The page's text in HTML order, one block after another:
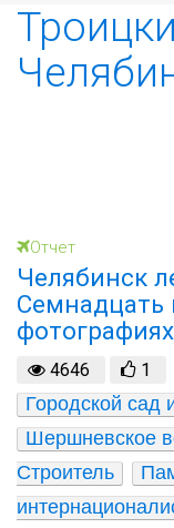
Отчет
Челябинск
Семнадцать
фотографиях
4646 1
Городской
Шершневское
Строитель